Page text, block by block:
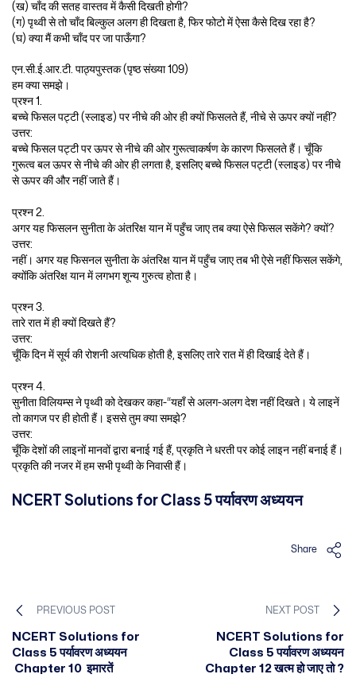
(ख) चाँद की सतह वास्तव में कैसी दिखती होगी?
(ग) पृथ्वी से तो चाँद बिल्कुल अलग ही दिखता है, फिर फोटो में ऐसा कैसे दिख रहा है?
(घ) क्या मैं कभी चाँद पर जा पाऊँगा?
एन.सी.ई.आर.टी. पाठ्यपुस्तक (पृष्ठ संख्या 109)
हम क्या समझे।
प्रश्न 1.
बच्चे फिसल पट्टी (स्लाइड) पर नीचे की ओर ही क्यों फिसलते हैं, नीचे से ऊपर क्यों नहीं?
उत्तर:
बच्चे फिसल पट्टी पर ऊपर से नीचे की ओर गुरूत्वाकर्षण के कारण फिसलते हैं। चूँकि
गुरूत्व बल ऊपर से नीचे की ओर ही लगता है, इसलिए बच्चे फिसल पट्टी (स्लाइड) पर नीचे
से ऊपर की और नहीं जाते हैं।
प्रश्न 2.
अगर यह फिसलन सुनीता के अंतरिक्ष यान में पहुँच जाए तब क्या ऐसे फिसल सकेंगे? क्यों?
उत्तर:
नहीं। अगर यह फिसनल सुनीता के अंतरिक्ष यान में पहुँच जाए तब भी ऐसे नहीं फिसल सकेंगे,
क्योंकि अंतरिक्ष यान में लगभग शून्य गुरुत्व होता है।
प्रश्न 3.
तारे रात में ही क्यों दिखते हैं?
उत्तर:
चूँकि दिन में सूर्य की रोशनी अत्यधिक होती है, इसलिए तारे रात में ही दिखाई देते हैं।
प्रश्न 4.
सुनीता विलियम्स ने पृथ्वी को देखकर कहा-“यहाँ से अलग-अलग देश नहीं दिखते। ये लाइनें
तो कागज पर ही होती हैं। इससे तुम क्या समझे?
उत्तर:
चूँकि देशों की लाइनों मानवों द्वारा बनाई गई हैं, प्रकृति ने धरती पर कोई लाइन नहीं बनाई हैं।
प्रकृति की नजर में हम सभी पृथ्वी के निवासी हैं।
NCERT Solutions for Class 5 पर्यावरण अध्ययन
Share
PREVIOUS POST
NCERT Solutions for
Class 5 पर्यावरण अध्ययन
Chapter 10 इमारतें
NEXT POST
NCERT Solutions for
Class 5 पर्यावरण अध्ययन
Chapter 12 खत्म हो जाए तो ?